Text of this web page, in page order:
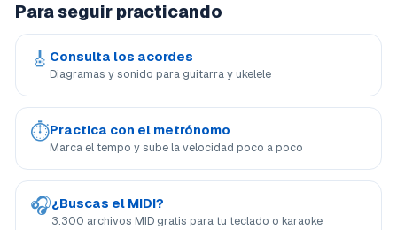
Para seguir practicando
🎸 Consulta los acordes
Diagramas y sonido para guitarra y ukelele
⏱Practica con el metrónomo
Marca el tempo y sube la velocidad poco a poco
🎧¿Buscas el MIDI?
3.300 archivos MID gratis para tu teclado o karaoke